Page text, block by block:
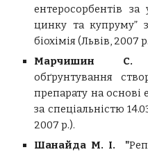
ентеросорбентів
цинку та купруму”
біохімія (Львів, 2007
Марчишин
обґрунтування
препарату на основі
за спеціальністю
2007 р.).
Шанайда М. І. "